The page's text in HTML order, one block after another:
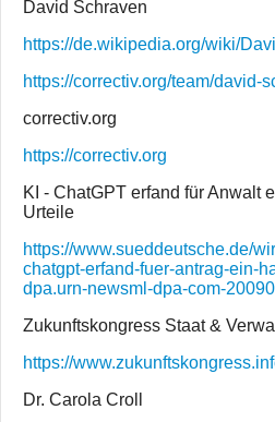
David Schraven
https://de.wikipedia.org/wiki/
https://correctiv.org/team/david-
correctiv.org
https://correctiv.org
KI - ChatGPT erfand für Anwalt
Urteile
https://www.sueddeutsche.de/
chatgpt-erfand-fuer-antrag-ein-
dpa.urn-newsml-dpa-com-
Zukunftskongress Staat &
https://
Dr. Carola Croll